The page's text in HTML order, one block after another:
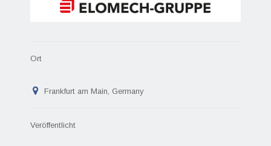
Ort
Frankfurt am Main, Germany
Veröffentlicht